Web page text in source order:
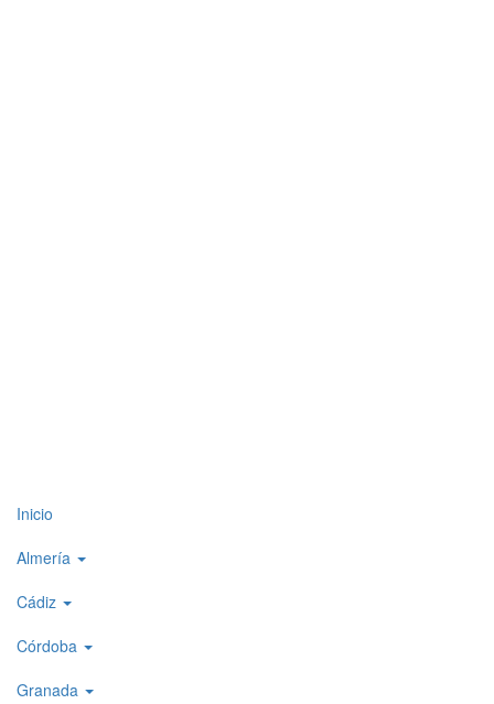
Top
level
1
Inicio
Almería
Cádiz
Córdoba
Granada